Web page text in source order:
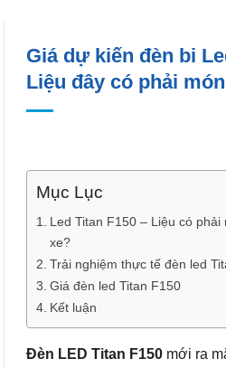
Giá dự kiến đèn bi
Liệu đây có phải
Mục Lục
Led Titan F150 – Liệu có phải
xe?
Trải nghiệm thực tế đèn led
Giá đèn led Titan F150
Kết luận
Đèn LED Titan F150 mới ra